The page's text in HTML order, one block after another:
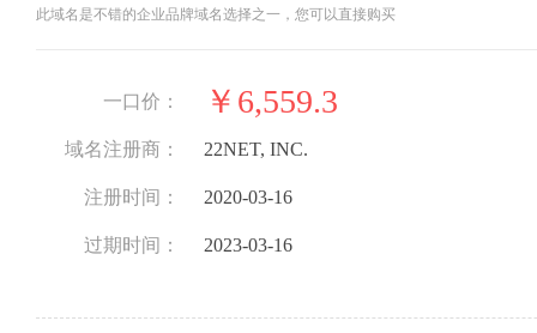
此域名是不错的企业品牌域名选择之一，您可以直接购买
一口价： ￥6,559.3
域名注册商： 22NET, INC.
注册时间： 2020-03-16
过期时间： 2023-03-16